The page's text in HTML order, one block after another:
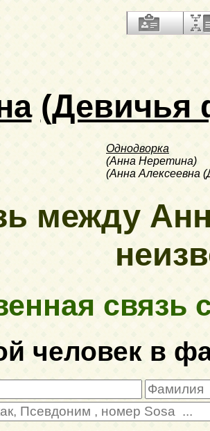
(Девичья
Однодворка
(Анна Неретина)
(Анна Алексеевна
между
связь
человек в